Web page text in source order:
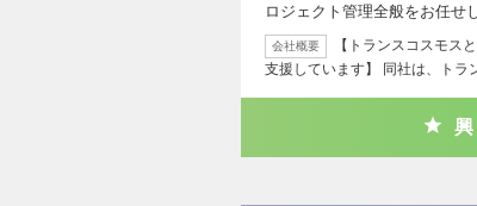
ロジェクト管理全般をお任せ
会社概要
【トランスコスモス
支援しています】 同社は、ト